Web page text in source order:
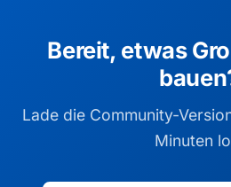
Bereit, etwas
Lade die Community-
Minuten